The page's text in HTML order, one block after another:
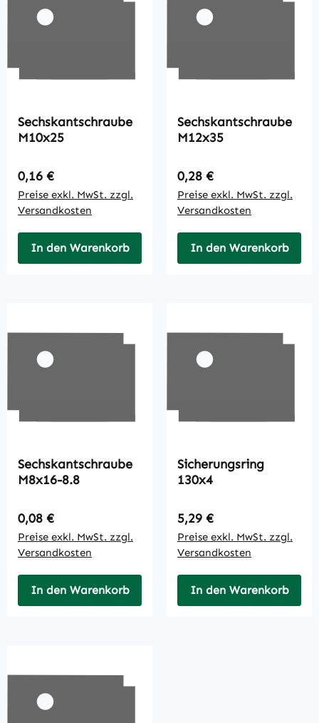
Sechskantschraube
M10x25
Regulärer Preis:
0,16 €
Preise exkl. MwSt. zzgl.
Versandkosten
In den Warenkorb
Sechskantschraube
M12x35
Regulärer Preis:
0,28 €
Preise exkl. MwSt. zzgl.
Versandkosten
In den Warenkorb
Sechskantschraube
M8x16-8.8
Regulärer Preis:
0,08 €
Preise exkl. MwSt. zzgl.
Versandkosten
In den Warenkorb
Sicherungsring
130x4
Regulärer Preis:
5,29 €
Preise exkl. MwSt. zzgl.
Versandkosten
In den Warenkorb